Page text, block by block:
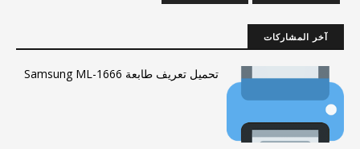
آخر المشاركات
تحميل تعريف طابعة Samsung ML-1666